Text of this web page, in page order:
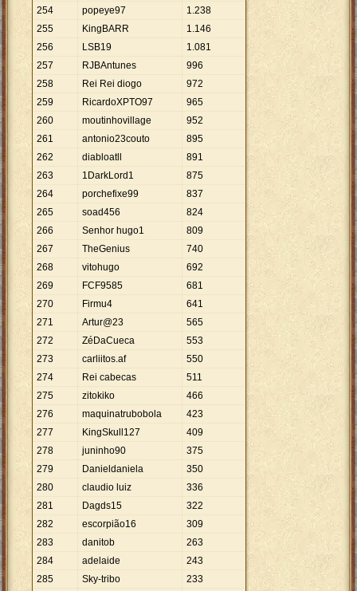
254 popeye97 1.238
255
KingBARR 1.146
256
LSB19 1.081
257
RJBAntunes
996
258
Rei Rei diogo
972
259
RicardoXPTO97
965
260
moutinhovillage
952
261
antonio23couto
895
262
diabloatll
891
263
1DarkLord1
875
264
porchefixe99
837
265
soad456
824
266
Senhor hugo1
809
267
TheGenius
740
268
vitohugo
692
269
FCF9585
681
270
Firmu4
641
271
Artur@23
565
272
ZéDaCueca
553
273
carliitos.af
550
274
Rei cabecas
511
275
zitokiko
466
276
maquinatrubobola
423
277
KingSkull127
409
278
juninho90
375
279
Danieldaniela
350
280
claudio luiz
336
281
Dagds15
322
282
escorpião16
309
283
danitob
263
284
adelaide
243
285
Sky-tribo
233